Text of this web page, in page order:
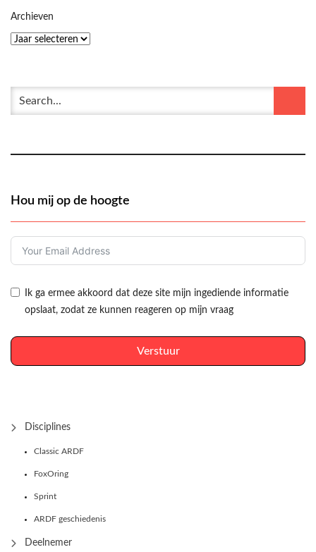
Archieven
Hou mij op de hoogte
Ik ga ermee akkoord dat deze site mijn ingediende informatie
opslaat, zodat ze kunnen reageren op mijn vraag
Verstuur
Disciplines
Classic ARDF
FoxOring
Sprint
ARDF geschiedenis
Deelnemer